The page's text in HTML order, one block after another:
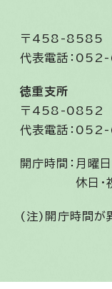
〒458-8585
代表電話：
徳重支所
〒458-0852
代表電話：
開庁時間： 月曜
休日・
(注)開庁時間が